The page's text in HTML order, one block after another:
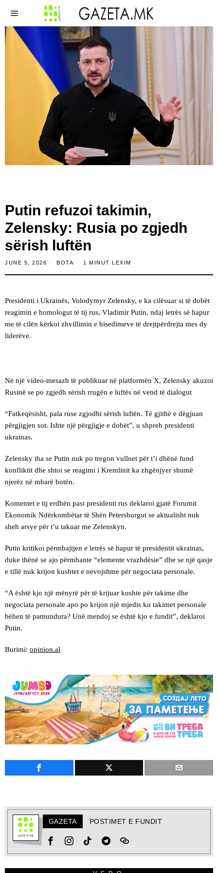
Putin refuzoi takimin,
Zelensky: Rusia po zgjedh
sërish luftën
JUNE 5, 2026 BOTA 1 MINUT LEXIM
Presidenti i Ukrainës, Volodymyr Zelensky, e ka cilësuar si të dobët
reagimin e homologut të tij rus, Vladimir Putin, ndaj letrës së hapur
me të cilën kërkoi zhvillimin e bisedimeve të drejtpërdrejta mes dy
liderëve.
Në një video-mesazh të publikuar në platformën X, Zelensky akuzoi
Rusinë se po zgjedh sërish rrugën e luftës në vend të dialogut
“Fatkeqësisht, pala ruse zgjodhi sërish luftën. Të gjithë e dëgjuan
përgjigjen sot. Ishte një përgjigje e dobët”, u shpreh presidenti
ukrainas.
Zelensky tha se Putin nuk po tregon vullnet për t’i dhënë fund
konfliktit dhe shtoi se reagimi i Kremlinit ka zhgënjyer shumë
njerëz në mbarë botën.
Komentet e tij erdhën pasi presidenti rus deklaroi gjatë Forumit
Ekonomik Ndërkombëtar të Shën Petersburgut se aktualisht nuk
sheh arsye për t’u takuar me Zelenskyn.
Putin kritikoi përmbajtjen e letrës së hapur të presidentit ukrainas,
duke thënë se ajo përmbante “elemente vrazhdësie” dhe se një qasje
e tillë nuk krijon kushtet e nevojshme për negociata personale.
“A është kjo një mënyrë për të krijuar kushte për takime dhe
negociata personale apo po krijon një mjedis ku takimet personale
bëhen të pamundura? Unë mendoj se është kjo e fundit”, deklaroi
Putin.
Burimi: opinion.al
GAZETA POSTIMET E FUNDIT